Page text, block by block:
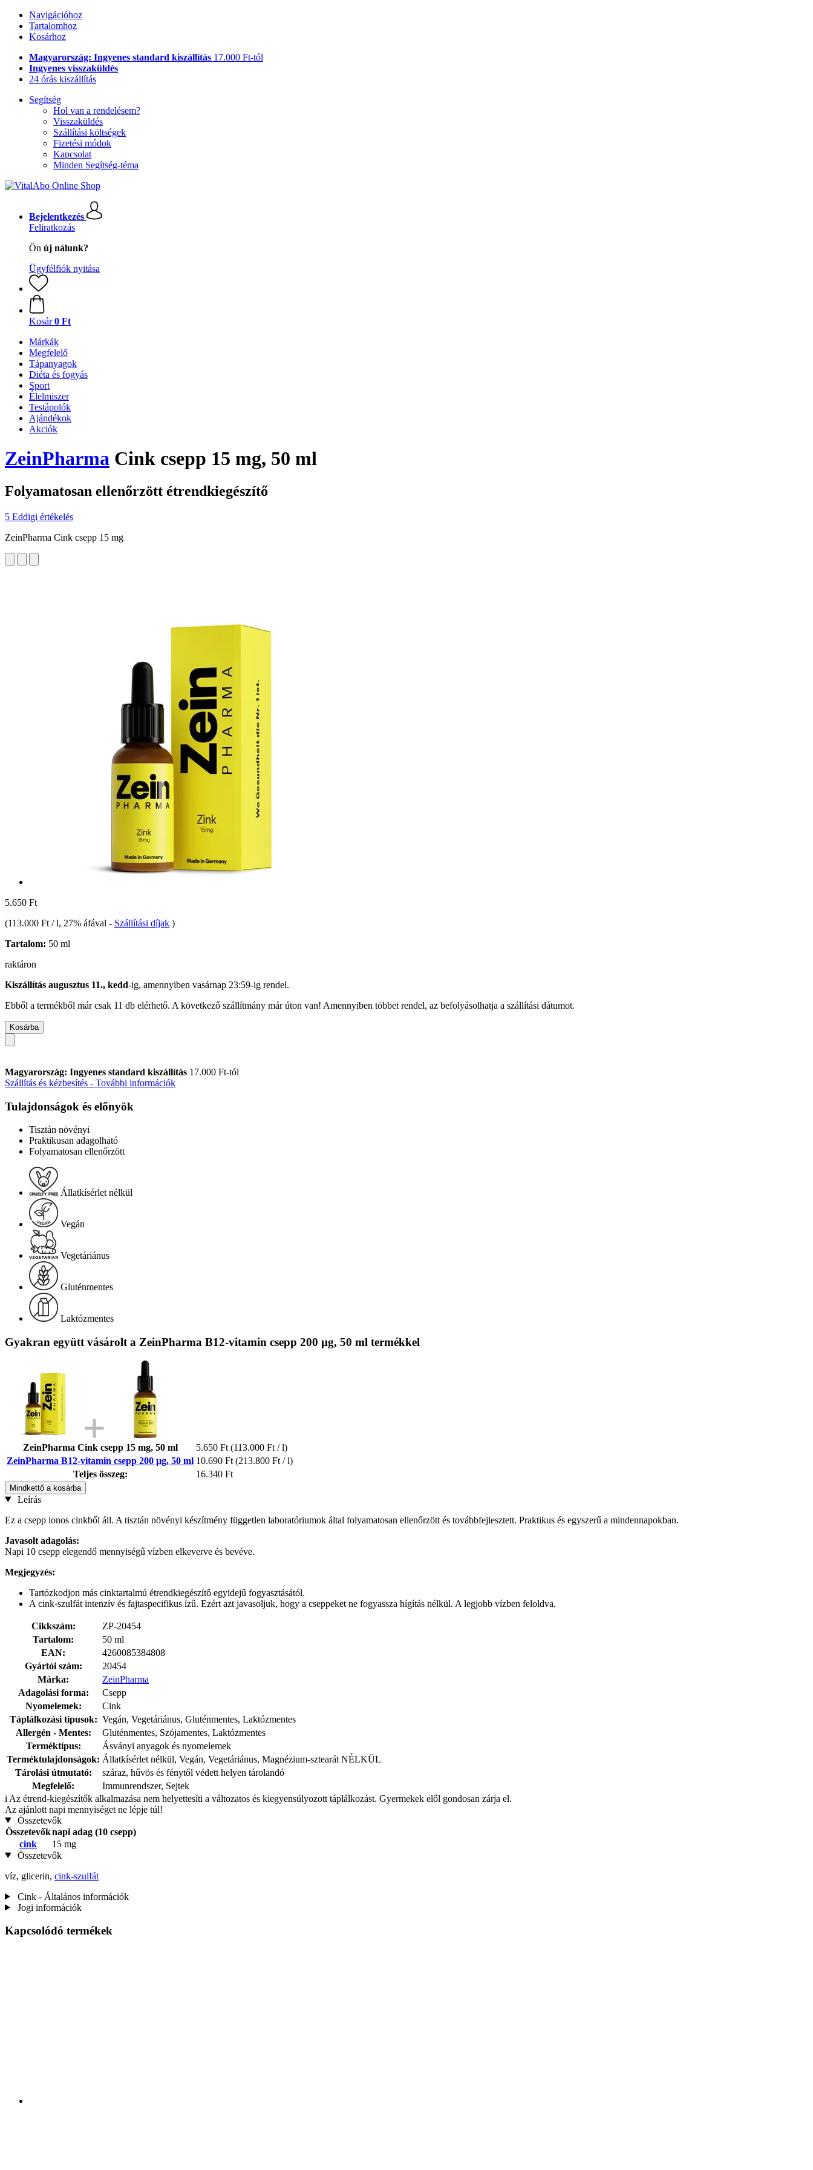
Navigációhoz
Tartalomhoz
Kosárhoz
Magyarország: Ingyenes standard kiszállítás 17.000 Ft-tól
Ingyenes visszaküldés
24 órás kiszállítás
Segítség
Hol van a rendelésem?
Visszaküldés
Szállítási költségek
Fizetési módok
Kapcsolat
Minden Segítség-téma
Bejelentkezés
Feliratkozás
Ön új nálunk?
Ügyfélfiók nyitása
Kosár 0 Ft
Márkák
Megfelelő
Tápanyagok
Diéta és fogyás
Sport
Élelmiszer
Testápolók
Ajándékok
Akciók
ZeinPharma Cink csepp 15 mg, 50 ml
Folyamatosan ellenőrzött étrendkiegészítő
5 Eddigi értékelés
ZeinPharma Cink csepp 15 mg
5.650 Ft
(113.000 Ft / l, 27% áfával - Szállítási díjak )
Tartalom: 50 ml
raktáron
Kiszállítás augusztus 11., kedd-ig, amennyiben vasárnap 23:59-ig rendel.
Ebből a termékből már csak 11 db elérhető. A következő szállítmány már úton van! Amennyiben többet rendel, az befolyásolhatja a szállítási dátumot.
Kosárba
Magyarország: Ingyenes standard kiszállítás 17.000 Ft-tól
Szállítás és kézbesítés - További információk
Tulajdonságok és előnyök
Tisztán növényi
Praktikusan adagolható
Folyamatosan ellenőrzött
Állatkísérlet nélkül
Vegán
Vegetáriánus
Gluténmentes
Laktózmentes
Gyakran együtt vásárolt a ZeinPharma B12-vitamin csepp 200 µg, 50 ml termékkel
ZeinPharma Cink csepp 15 mg, 50 ml 5.650 Ft (113.000 Ft / l)
ZeinPharma B12-vitamin csepp 200 µg, 50 ml 10.690 Ft (213.800 Ft / l)
Teljes összeg:
16.340 Ft
Mindkettő a kosárba
Leírás
Ez a csepp ionos cinkből áll. A tisztán növényi készítmény független laboratóriumok által folyamatosan ellenőrzött és továbbfejlesztett. Praktikus és egyszerű a mindennapokban.
Javasolt adagolás:
Napi 10 csepp elegendő mennyiségű vízben elkeverve és bevéve.
Megjegyzés:
Tartózkodjon más cinktartalmú étrendkiegészítő egyidejű fogyasztásától.
A cink-szulfát intenzív és fajtaspecifikus ízű. Ezért azt javasoljuk, hogy a cseppeket ne fogyassza hígítás nélkül. A legjobb vízben feloldva.
Cikkszám:
ZP-20454
Tartalom:
50 ml
EAN:
4260085384808
Gyártói szám:
20454
Márka:
ZeinPharma
Adagolási forma:
Csepp
Nyomelemek:
Cink
Táplálkozási típusok: Vegán, Vegetáriánus, Gluténmentes, Laktózmentes
Allergén - Mentes:
Gluténmentes, Szójamentes, Laktózmentes
Terméktípus:
Ásványi anyagok és nyomelemek
Terméktulajdonságok: Állatkísérlet nélkül, Vegán, Vegetáriánus, Magnézium-sztearát NÉLKÜL
Tárolási útmutató:
száraz, hűvös és fénytől védett helyen tárolandó
Megfelelő:
Immunrendszer, Sejtek
i Az étrend-kiegészítők alkalmazása nem helyettesíti a változatos és kiegyensúlyozott táplálkozást. Gyermekek elől gondosan zárja el.
Az ajánlott napi mennyiséget ne lépje túl!
Összetevők
Összetevőknapi adag (10 csepp)
cink
15 mg
Összetevők
víz, glicerin, cink-szulfát
Cink - Általános információk
Jogi információk
Kapcsolódó termékek